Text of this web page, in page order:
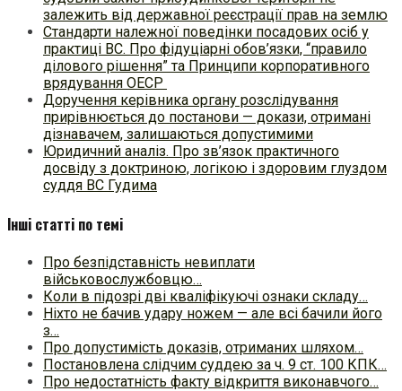
залежить від державної реєстрації прав на землю
Стандарти належної поведінки посадових осіб у
практиці ВC. Про фідуціарні обов’язки, “правило
ділового рішення” та Принципи корпоративного
врядування ОЕСР
Доручення керівника органу розслідування
прирівнюється до постанови — докази, отримані
дізнавачем, залишаються допустимими
Юридичний аналіз. Про зв’язок практичного
досвіду з доктриною, логікою і здоровим глуздом
суддя ВС Гудима
Інші статті по темі
Про безпідставність невиплати
військовослужбовцю…
Коли в підозрі дві кваліфікуючі ознаки складу…
Ніхто не бачив удару ножем — але всі бачили його
з…
Про допустимість доказів, отриманих шляхом…
Постановлена слідчим суддею за ч. 9 ст. 100 КПК…
Про недостатність факту відкриття виконавчого…